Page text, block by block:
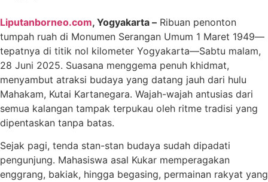
Liputanborneo.com, Yogyakarta – Ribuan penonton
tumpah ruah di Monumen Serangan Umum 1 Maret 1949—
tepatnya di titik nol kilometer Yogyakarta—Sabtu malam,
28 Juni 2025. Suasana menggema penuh khidmat,
menyambut atraksi budaya yang datang jauh dari hulu
Mahakam, Kutai Kartanegara. Wajah-wajah antusias dari
semua kalangan tampak terpukau oleh ritme tradisi yang
dipentaskan tanpa batas.
Sejak pagi, tenda stan-stan budaya sudah dipadati
pengunjung. Mahasiswa asal Kukar memperagakan
enggrang, bakiak, hingga begasing, permainan rakyat yang